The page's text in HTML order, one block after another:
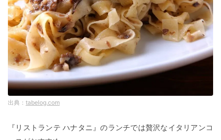
tabelog.com
『リストランテ ハナタニ』のランチでは贅沢なイタリアンコ